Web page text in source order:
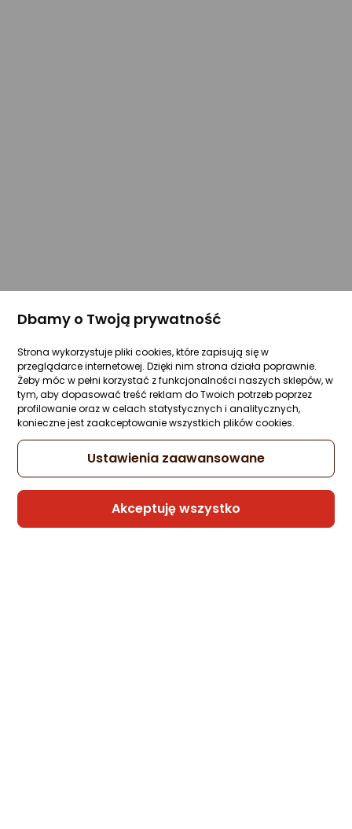
Dbamy o Twoją prywatność
Strona wykorzystuje pliki cookies, które zapisują się w
przeglądarce internetowej. Dzięki nim strona działa poprawnie.
Żeby móc w pełni korzystać z funkcjonalności naszych sklepów, w
tym, aby dopasować treść reklam do Twoich potrzeb poprzez
profilowanie oraz w celach statystycznych i analitycznych,
konieczne jest zaakceptowanie wszystkich plików cookies.
Ustawienia zaawansowane
Akceptuję wszystko